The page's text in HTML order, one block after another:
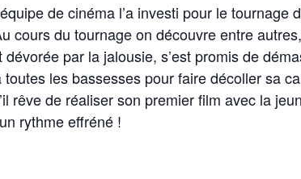
de cinéma l’a investi pour le tournage
cours du tournage on découvre entre
par la jalousie, s’est promis de
les bassesses pour faire décoller sa
rêve de réaliser son premier film avec la
rythme effréné !